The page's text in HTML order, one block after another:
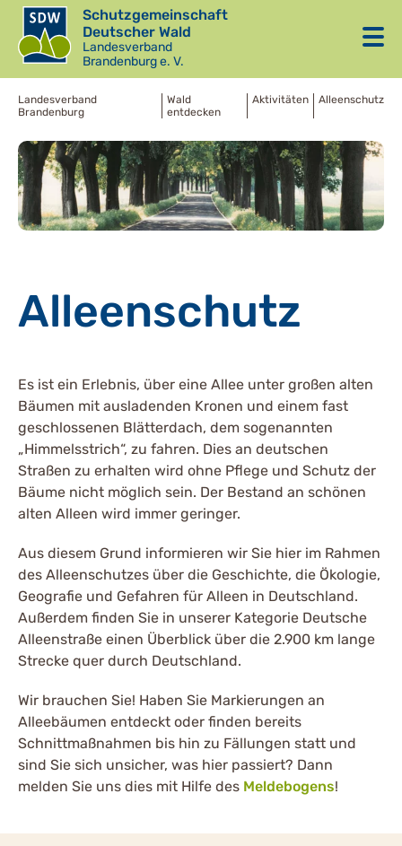
Schutzgemeinschaft
Deutscher Wald
Landesverband
Brandenburg e. V.
Landesverband
Brandenburg
Wald
entdecken
Aktivitäten Alleenschutz
Alleenschutz
Es ist ein Erlebnis, über eine Allee unter großen alten
Bäumen mit ausladenden Kronen und einem fast
geschlossenen Blätterdach, dem sogenannten
„Himmelsstrich“, zu fahren. Dies an deutschen
Straßen zu erhalten wird ohne Pflege und Schutz der
Bäume nicht möglich sein. Der Bestand an schönen
alten Alleen wird immer geringer.
Aus diesem Grund informieren wir Sie hier im Rahmen
des Alleenschutzes über die Geschichte, die Ökologie,
Geografie und Gefahren für Alleen in Deutschland.
Außerdem finden Sie in unserer Kategorie Deutsche
Alleenstraße einen Überblick über die 2.900 km lange
Strecke quer durch Deutschland.
Wir brauchen Sie! Haben Sie Markierungen an
Alleebäumen entdeckt oder finden bereits
Schnittmaßnahmen bis hin zu Fällungen statt und
sind Sie sich unsicher, was hier passiert? Dann
melden Sie uns dies mit Hilfe des Meldebogens!